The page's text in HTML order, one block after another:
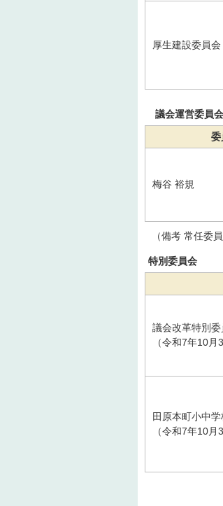
厚生建設委員会
議会運営委員会
委
梅谷 裕規
（備考 常任委
特別委員会
議会改革特別委
（令和7年10月
田原本町小中
（令和7年10月